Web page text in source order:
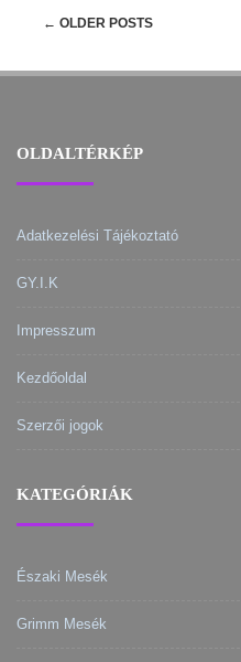
Post
← OLDER POSTS
OLDALTÉRKÉP
Adatkezelési Tájékoztató
GY.I.K
Impresszum
Kezdőoldal
Szerzői jogok
KATEGÓRIÁK
Északi Mesék
Grimm Mesék